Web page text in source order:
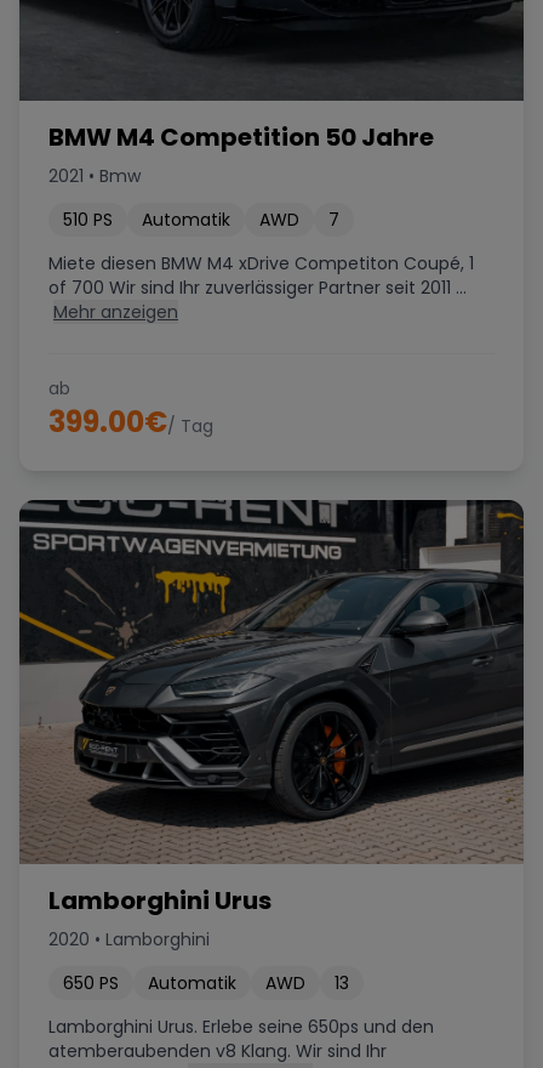
BMW M4 Competition 50 Jahre
2021 • Bmw
510 PS Automatik AWD
7
Miete diesen BMW M4 xDrive Competiton Coupé, 1
of 700 Wir sind Ihr zuverlässiger Partner seit 2011 ...
Mehr anzeigen
ab
399.00€/ Tag
Lamborghini Urus
2020 • Lamborghini
650 PS Automatik AWD
13
Lamborghini Urus. Erlebe seine 650ps und den
atemberaubenden v8 Klang. Wir sind Ihr